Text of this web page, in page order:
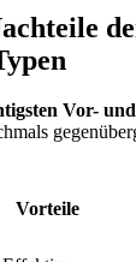
Vor-
Vorteile